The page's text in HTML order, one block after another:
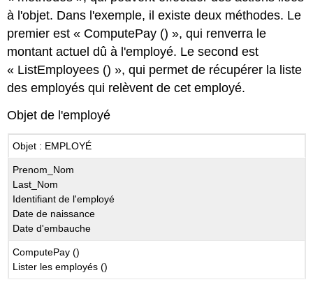
à l'objet. Dans l'exemple, il existe deux méthodes. Le
premier est « ComputePay () », qui renverra le
montant actuel dû à l'employé. Le second est
« ListEmployees () », qui permet de récupérer la liste
des employés qui relèvent de cet employé.
Objet de l'employé
Objet : EMPLOYÉ
Prenom_Nom
Last_Nom
Identifiant de l'employé
Date de naissance
Date d'embauche
ComputePay ()
Lister les employés ()